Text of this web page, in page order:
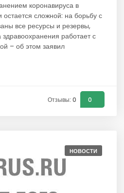
коронавируса в
остается сложной: на борьбу с
все ресурсы и резервы,
работает с
– об этом заявил
Отзывы: 0 0
НОВОСТИ